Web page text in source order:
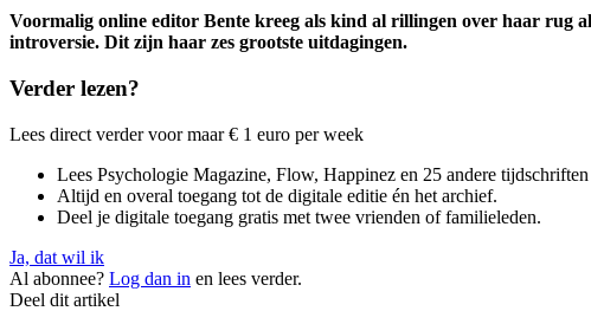
Voormalig online editor Bente kreeg als kind al rillingen over haar rug
introversie. Dit zijn haar zes grootste uitdagingen.
Verder lezen?
Lees direct verder voor maar € 1 euro per week
Lees Psychologie Magazine, Flow, Happinez en 25 andere
Altijd en overal toegang tot de digitale editie én het archief.
Deel je digitale toegang gratis met twee vrienden of familieleden.
Ja, dat wil ik
Al abonnee? Log dan in en lees verder.
Deel dit artikel